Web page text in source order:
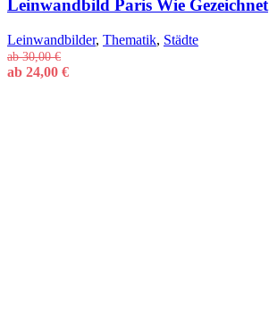
Leinwandbild Paris Wie Gezeichnet
Leinwandbilder, Thematik, Städte
ab30,00€
ab 24,00 €